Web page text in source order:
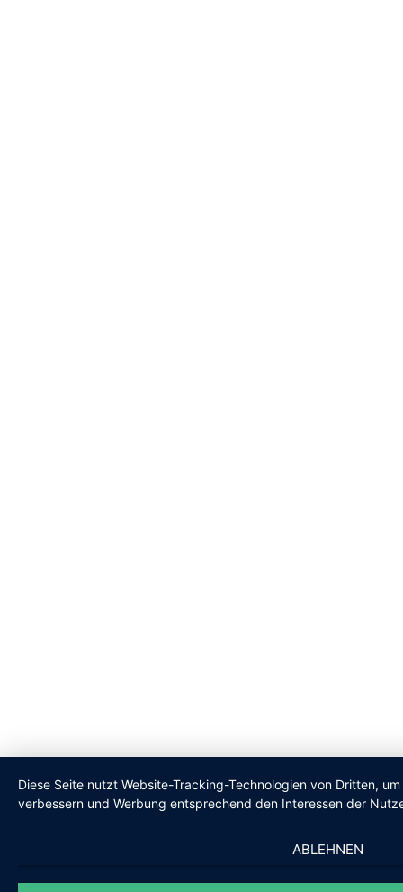
Diese Seite nutzt Website-Tracking-Technologien von Dritten,
verbessern und Werbung entsprechend den Interessen der
ABLEHNEN